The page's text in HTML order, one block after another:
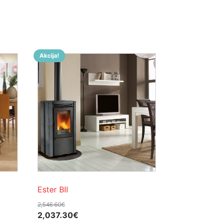
Akcija!
Ester BII
2,546.60€
Izvorna
2,037.30€